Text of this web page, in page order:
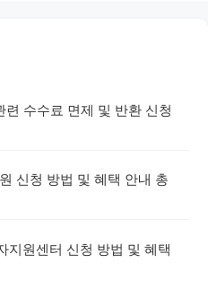
수수료 면제 및 반환 신청
신청 방법 및 혜택 안내 총
지원센터 신청 방법 및 혜택